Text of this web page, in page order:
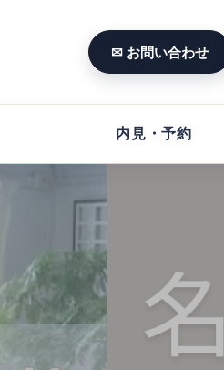
✉ お問い合わせ
内見・予約